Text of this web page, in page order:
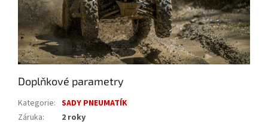
Doplňkové parametry
Kategorie: SADY PNEUMATÍK
Záruka:
2 roky